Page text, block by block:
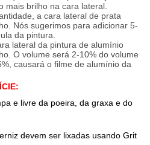
mais brilho na cara lateral.
a cara lateral de prata
Nós sugerimos para adicionar 5-
da pintura.
lateral da pintura de alumínio
O volume será 2-10% do volume
causará o filme de alumínio da
e livre da poeira, da graxa e do
devem ser lixadas usando Grit